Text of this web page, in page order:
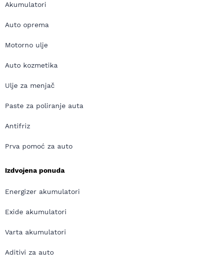
Akumulatori
Auto oprema
Motorno ulje
Auto kozmetika
Ulje za menjač
Paste za poliranje auta
Antifriz
Prva pomoć za auto
Izdvojena ponuda
Energizer akumulatori
Exide akumulatori
Varta akumulatori
Aditivi za auto